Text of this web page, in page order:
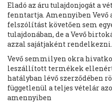
Eladó az áru tulajdonjogát a
fenntartja. Amennyiben Vevő
felszólítást követően sem
tulajdonában, de a Vevő
azzal sajátjaként rendelkezni.
Vevő semmilyen okra
leszállított termékek
hatályban lévő szerződében
függetlenül a teljes vételár
amennyiben